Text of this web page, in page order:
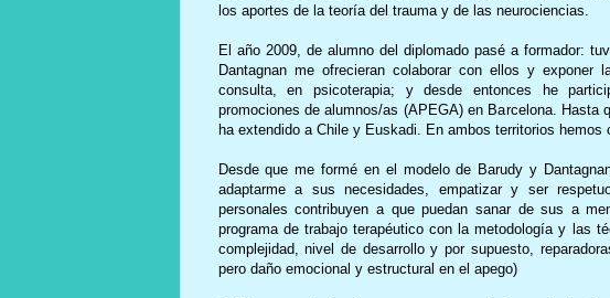
los aportes de la teoría del trauma y de las neurociencias.
El año 2009, de alumno del diplomado pasé a formador:
Dantagnan me ofrecieran colaborar con ellos y
consulta, en psicoterapia; y desde entonces he
promociones de alumnos/as (APEGA) en Barcelona.
ha extendido a Chile y Euskadi. En ambos territorios hemos
Desde que me formé en el modelo de Barudy y
adaptarme a sus necesidades, empatizar y ser
personales contribuyen a que puedan sanar de sus a
programa de trabajo terapéutico con la metodología y las
complejidad, nivel de desarrollo y por supuesto,
pero daño emocional y estructural en el apego)